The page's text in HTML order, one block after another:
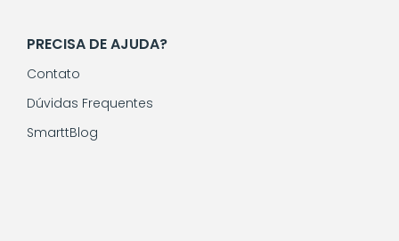
PRECISA DE AJUDA?
Contato
Dúvidas Frequentes
SmarttBlog